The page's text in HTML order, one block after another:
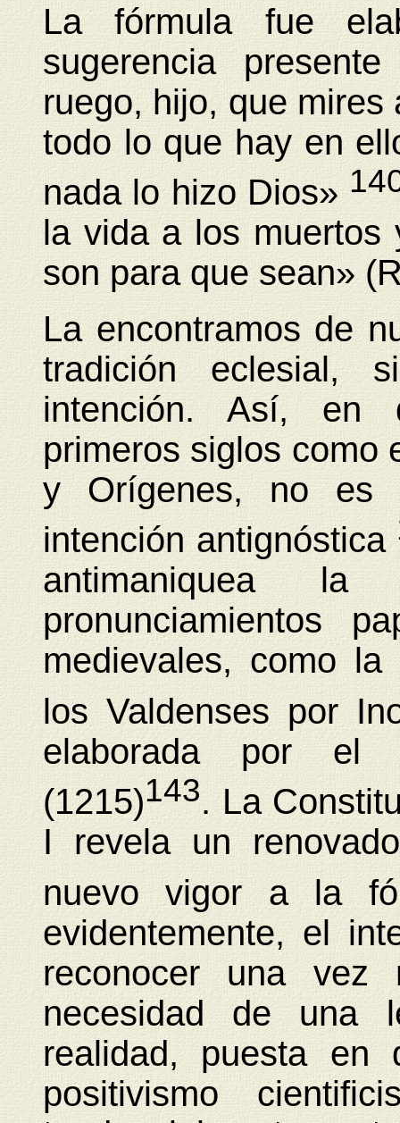
La fórmula fue
sugerencia
ruego, hijo, que mires
todo lo que hay en
nada lo hizo Dios»
la vida a los
son para que sean»
La encontramos de
tradición eclesial,
intención. Así, en
primeros siglos como
y Orígenes, no es
intención antignóstica
antimaniquea
pronunciamientos
medievales, como la
los Valdenses por
elaborada por el
(1215)143. La
I revela un
nuevo vigor a la
evidentemente, el
reconocer una
necesidad de una
realidad, puesta en
positivismo